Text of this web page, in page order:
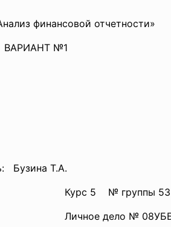
финансовой отчетности»
ВАРИАНТ №1
Т.А.
группы
Личное дело №